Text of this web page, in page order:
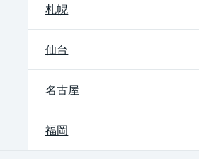
札幌
仙台
名古屋
福岡